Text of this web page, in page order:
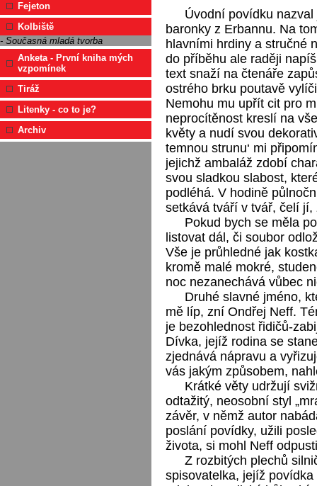
Fejeton
Kolbiště
- Současná mladá tvorba
Anketa - První kniha mých
vzpomínek
Tiráž
Litenky - co to je?
Archiv
Úvodní povídku
baronky z Erbannu. Na
hlavními hrdiny a stručné
do příběhu ale raději
text snaží na čtenáře
ostrého brku poutavě
Nemohu mu upřít cit pro
neprocítěnost kreslí na
květy a nudí svou
temnou strunu‘ mi
jejichž ambaláž zdobí
svou sladkou slabost,
podléhá. V hodině
setkává tváří v tvář, čelí
Pokud bych se měla
listovat dál, či soubor
Vše je průhledné jak
kromě malé mokré,
noc nezanechává vůbec
Druhé slavné jméno,
mě líp, zní Ondřej Neff.
je bezohlednost řidičů-
Dívka, jejíž rodina se
zjednává nápravu a
vás jakým způsobem,
Krátké věty udržují
odtažitý, neosobní styl
závěr, v němž autor
poslání povídky, užili
života, si mohl Neff
Z rozbitých plechů
spisovatelka, jejíž